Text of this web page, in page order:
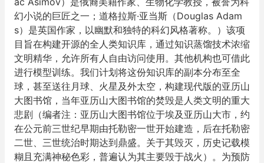
幻小说的巨匠之一；道格拉斯·亚当斯（Douglas Adam
s）是英国作家，以幽默和独特的科幻风格著称。）该项
目旨在构建开源的全人类知识库，通过知识蒸馏技术浓缩
文明精华，允许所有人自由访问使用。其他机构也可借此
进行模型训练。我们计划将这份知识库的副本分布至全
球，甚至送往月球、火星及外太空，构建现代版的亚历山
大图书馆，当年亚历山大图书馆的焚毁是人类文明的重大
悲剧（编者注：亚历山大图书馆位于埃及亚历山大市，约
在公元前三世纪早期由托勒密一世开始建造，后在托勒密
二世、三世统治时期达到鼎盛。关于其毁灭，历史记载模
糊且充满神秘色彩，普遍认为其主要毁于战火）。为预防